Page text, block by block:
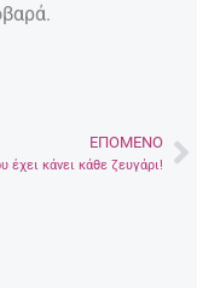
ΕΠΌΜΕΝΟ
έχει κάνει κάθε ζευγάρι!